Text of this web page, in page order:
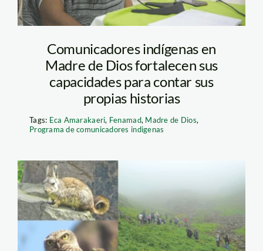
Comunicadores indígenas en
Madre de Dios fortalecen sus
capacidades para contar sus
propias historias
Tags: Eca Amarakaeri, Fenamad, Madre de Dios,
Programa de comunicadores indigenas
monitores-bella-
durmiente—lomas-